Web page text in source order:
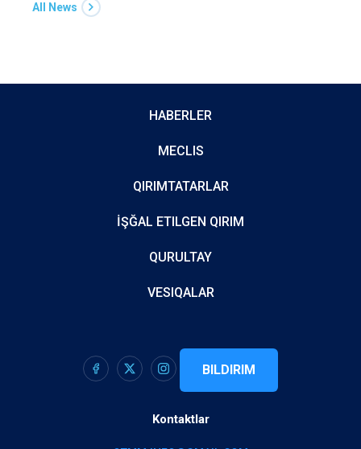
All News
HABERLER
MECLIS
QIRIMTATARLAR
İŞĞAL ETILGEN QIRIM
QURULTAY
VESIQALAR
BILDIRIM
Kontaktlar